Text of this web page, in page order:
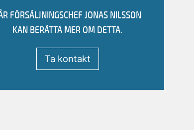
FÖRSÄLJNINGSCHEFJONAS NILSSON
KAN BERÄTTA MER OM DETTA.
Ta kontakt
Försäljningschef
JONAS NILSSON